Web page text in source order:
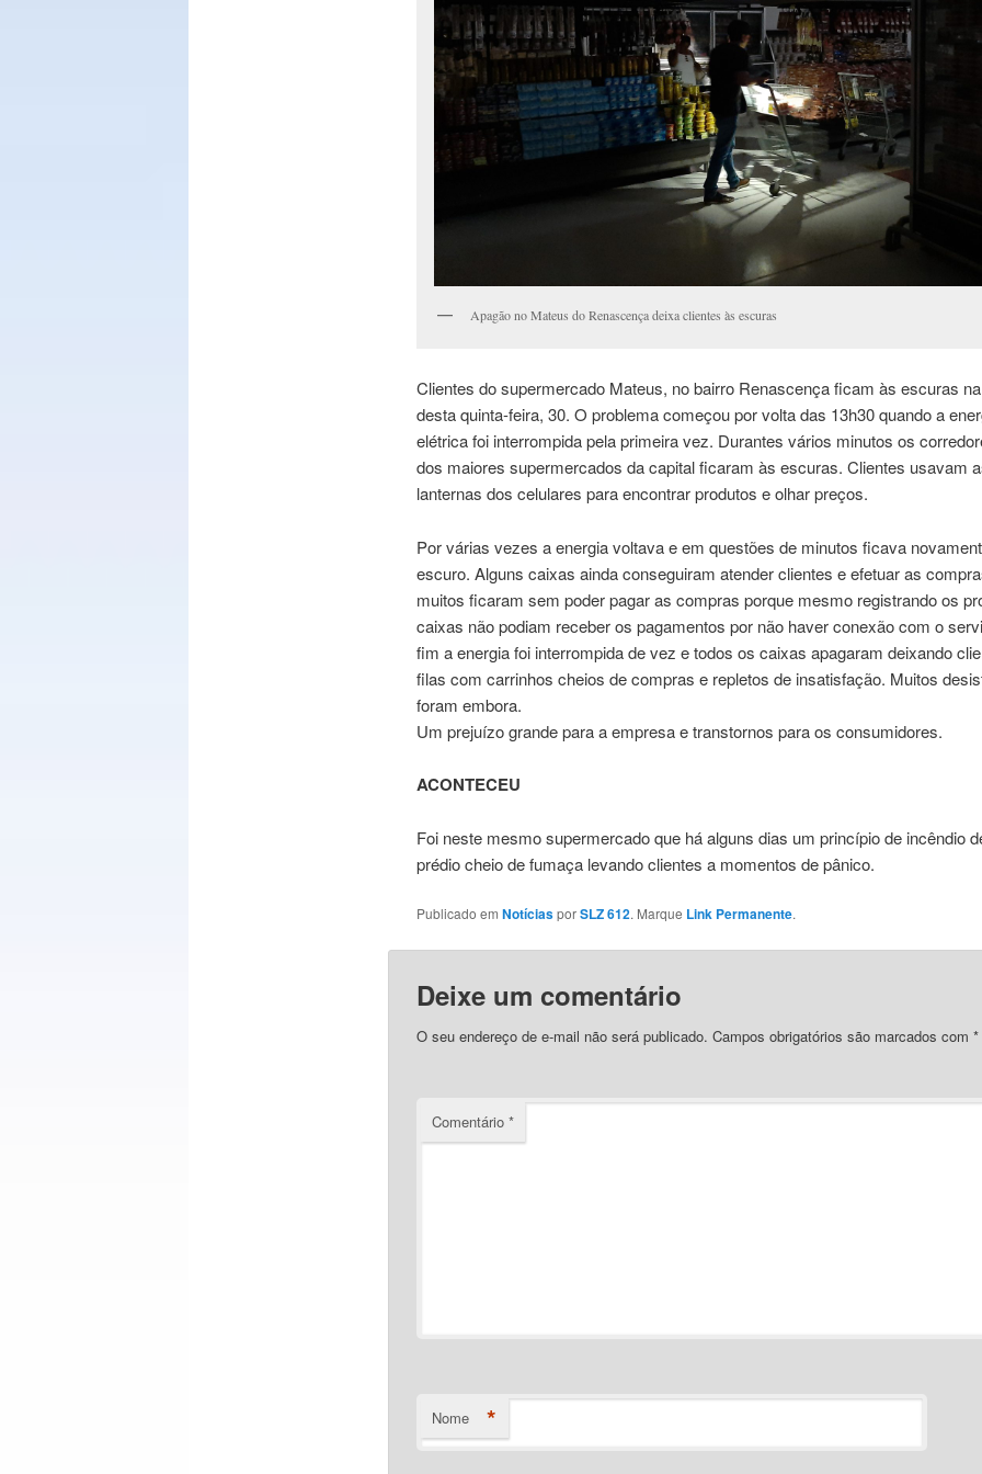
Apagão no Mateus do Renascença deixa clientes às escuras
Clientes do supermercado Mateus, no bairro Renascença ficam às escuras
desta quinta-feira, 30. O problema começou por volta das 13h30 quando a
elétrica foi interrompida pela primeira vez. Durantes vários minutos os
dos maiores supermercados da capital ficaram às escuras. Clientes usavam
lanternas dos celulares para encontrar produtos e olhar preços.
Por várias vezes a energia voltava e em questões de minutos ficava
escuro. Alguns caixas ainda conseguiram atender clientes e efetuar as
muitos ficaram sem poder pagar as compras porque mesmo registrando os
caixas não podiam receber os pagamentos por não haver conexão com o
fim a energia foi interrompida de vez e todos os caixas apagaram deixando
filas com carrinhos cheios de compras e repletos de insatisfação. Muitos
foram embora.
Um prejuízo grande para a empresa e transtornos para os consumidores.
ACONTECEU
Foi neste mesmo supermercado que há alguns dias um princípio de incêndio
prédio cheio de fumaça levando clientes a momentos de pânico.
Publicado em NotíciasporSLZ 612. Marque Link Permanente.
Deixe um comentário
O seu endereço de e-mail não será publicado. Campos obrigatórios são marcados com *
Comentário *
Nome *